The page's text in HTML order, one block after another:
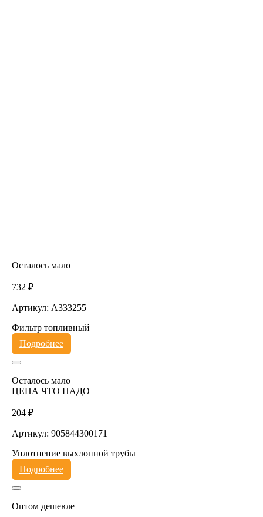
Осталось мало
732 ₽
Артикул: A333255
Фильтр топливный
Подробнее
Осталось мало
ЦЕНА ЧТО НАДО
204 ₽
Артикул: 905844300171
Уплотнение выхлопной трубы
Подробнее
Оптом дешевле